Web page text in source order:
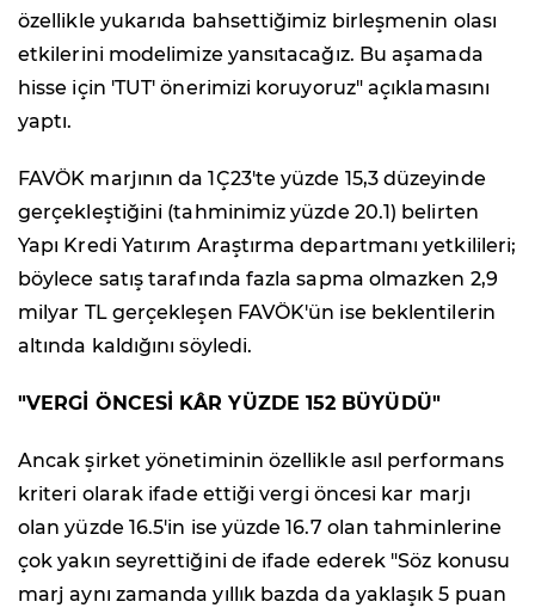
özellikle yukarıda bahsettiğimiz birleşmenin olası
etkilerini modelimize yansıtacağız. Bu aşamada
hisse için 'TUT' önerimizi koruyoruz" açıklamasını
yaptı.
FAVÖK marjının da 1Ç23'te yüzde 15,3 düzeyinde
gerçekleştiğini (tahminimiz yüzde 20.1) belirten
Yapı Kredi Yatırım Araştırma departmanı yetkilileri;
böylece satış tarafında fazla sapma olmazken 2,9
milyar TL gerçekleşen FAVÖK'ün ise beklentilerin
altında kaldığını söyledi.
"VERGİ ÖNCESİ KÂR YÜZDE 152 BÜYÜDÜ"
Ancak şirket yönetiminin özellikle asıl performans
kriteri olarak ifade ettiği vergi öncesi kar marjı
olan yüzde 16.5'in ise yüzde 16.7 olan tahminlerine
çok yakın seyrettiğini de ifade ederek "Söz konusu
marj aynı zamanda yıllık bazda da yaklaşık 5 puan